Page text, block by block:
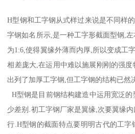
H型钢和工字钢从式样过来说是不同样
字钢如名所示,是一种工字形截面型钢,
为1:6,使得翼缘外薄而内厚,所以变成工
相差庞大,在运用中难以施展刚刚的强
出列了加厚工字钢,但工字钢的结构已然
H型钢是目前钢结构建造中运用宽泛
少差别.初工字钢厂家是翼缘,次要翼缘
行.H型钢的截面特点要明明古代的工